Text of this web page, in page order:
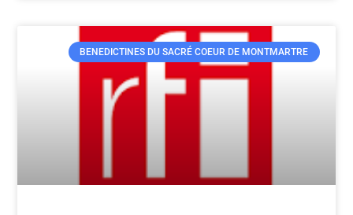
BENEDICTINES DU SACRÉ COEUR DE MONTMARTRE